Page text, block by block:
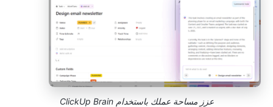
عزز مساحة عملك باستخدام ClickUp Brain